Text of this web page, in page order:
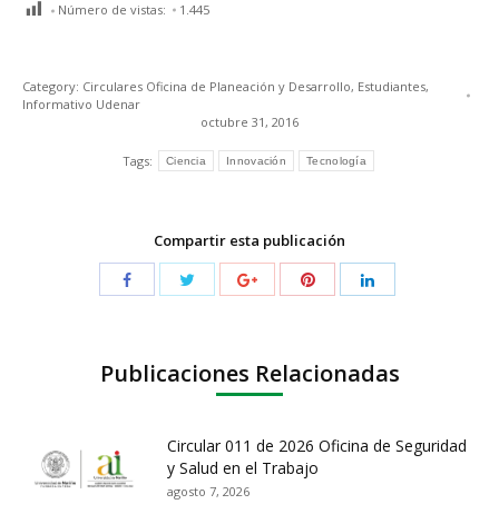
Número de vistas: 1.445
Category: Circulares Oficina de Planeación y Desarrollo, Estudiantes,
Informativo Udenar
octubre 31, 2016
Tags: Ciencia Innovación Tecnología
Compartir esta publicación
Publicaciones Relacionadas
Circular 011 de 2026 Oficina de Seguridad
y Salud en el Trabajo
agosto 7, 2026